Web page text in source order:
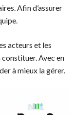
Afin d’assurer
acteurs et les
Avec en
à mieux la gérer.